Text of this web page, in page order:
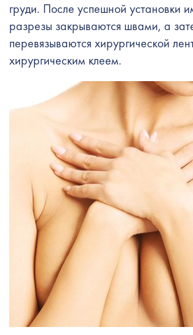
груди. После успешной установки
разрезы закрываются швами, а
перевязываются хирургической
хирургическим клеем.